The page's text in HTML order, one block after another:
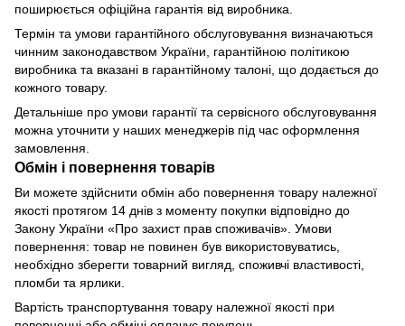
поширюється офіційна гарантія від виробника.
Термін та умови гарантійного обслуговування визначаються
чинним законодавством України, гарантійною політикою
виробника та вказані в гарантійному талоні, що додається до
кожного товару.
Детальніше про умови гарантії та сервісного обслуговування
можна уточнити у наших менеджерів під час оформлення
замовлення.
Обмін і повернення товарів
Ви можете здійснити обмін або повернення товару належної
якості протягом 14 днів з моменту покупки відповідно до
Закону України «Про захист прав споживачів». Умови
повернення: товар не повинен був використовуватись,
необхідно зберегти товарний вигляд, споживчі властивості,
пломби та ярлики.
Вартість транспортування товару належної якості при